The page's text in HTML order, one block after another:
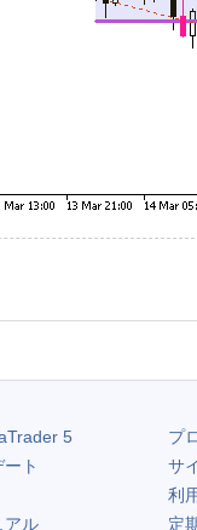
5
ト
アル
プ
サ
利
定